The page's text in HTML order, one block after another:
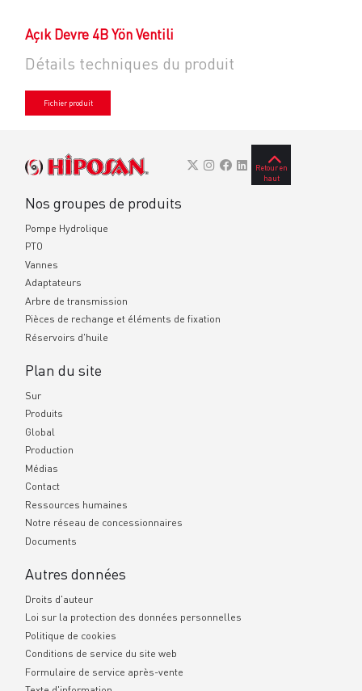
Açık Devre 4B Yön Ventili
Détails techniques du produit
Fichier produit
Retour en
haut
Nos groupes de produits
Pompe Hydrolique
PTO
Vannes
Adaptateurs
Arbre de transmission
Pièces de rechange et éléments de fixation
Réservoirs d'huile
Plan du site
Sur
Produits
Global
Production
Médias
Contact
Ressources humaines
Notre réseau de concessionnaires
Documents
Autres données
Droits d'auteur
Loi sur la protection des données personnelles
Politique de cookies
Conditions de service du site web
Formulaire de service après-vente